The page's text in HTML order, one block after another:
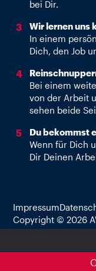
bei Dir.
Wir lernen uns
In einem
Dich, den Job
Bei einem
von der Arbeit
sehen beide
Du bekommst
Wenn für Dich
Dir Deinen
Impressum
Copyright ©2026